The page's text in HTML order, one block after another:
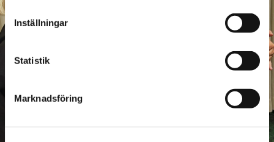
Inställningar
Statistik
Marknadsföring